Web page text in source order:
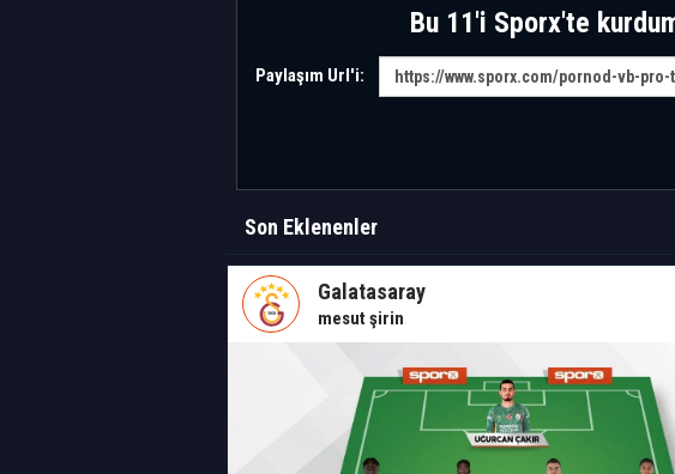
Bu 11'i Sporx'te
Paylaşım Url'i:
Son Eklenenler
Galatasaray
mesut şirin